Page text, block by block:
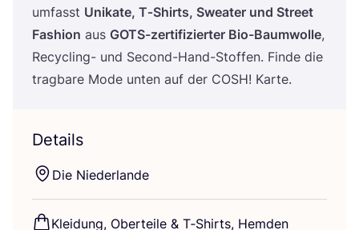
umfasst Uni­ka­te, T‑Shirts, Swea­ter und Street
Fashion aus GOTS-zer­ti­fi­zier­ter Bio-Baum­wol­le,
Recy­cling- und Second-Hand-Stof­fen. Fin­de die
trag­ba­re Mode unten auf der COSH! Karte.
Details
Die Nie­der­lan­de
Klei­dung, Ober­tei­le & T‑Shirts, Hem­den